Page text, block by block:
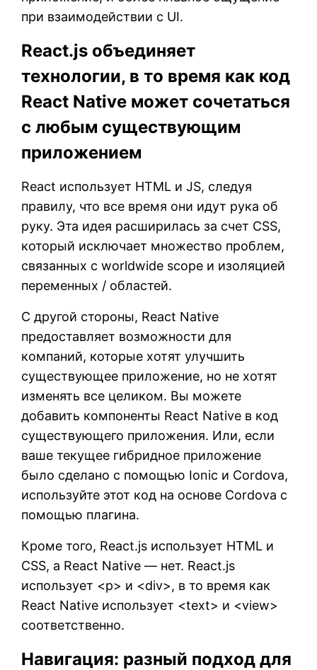
при взаимодействии с UI.
React.js объединяет
технологии, в то время как код
React Native может сочетаться
с любым существующим
приложением
React использует HTML и JS, следуя
правилу, что все время они идут рука об
руку. Эта идея расширилась за счет CSS,
который исключает множество проблем,
связанных с worldwide scope и изоляцией
переменных / областей.
С другой стороны, React Native
предоставляет возможности для
компаний, которые хотят улучшить
существующее приложение, но не хотят
изменять все целиком. Вы можете
добавить компоненты React Native в код
существующего приложения. Или, если
ваше текущее гибридное приложение
было сделано с помощью Ionic и Cordova,
используйте этот код на основе Cordova с
помощью плагина.
Кроме того, React.js использует HTML и
CSS, а React Native — нет. React.js
использует <p> и <div>, в то время как
React Native использует <text> и <view>
соответственно.
Навигация: разный подход для